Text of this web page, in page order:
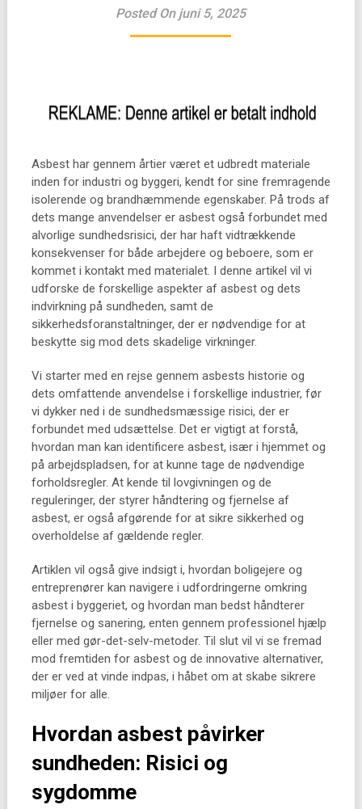
Posted On juni 5, 2025
Asbest har gennem årtier været et udbredt materiale
inden for industri og byggeri, kendt for sine fremragende
isolerende og brandhæmmende egenskaber. På trods af
dets mange anvendelser er asbest også forbundet med
alvorlige sundhedsrisici, der har haft vidtrækkende
konsekvenser for både arbejdere og beboere, som er
kommet i kontakt med materialet. I denne artikel vil vi
udforske de forskellige aspekter af asbest og dets
indvirkning på sundheden, samt de
sikkerhedsforanstaltninger, der er nødvendige for at
beskytte sig mod dets skadelige virkninger.
Vi starter med en rejse gennem asbests historie og
dets omfattende anvendelse i forskellige industrier, før
vi dykker ned i de sundhedsmæssige risici, der er
forbundet med udsættelse. Det er vigtigt at forstå,
hvordan man kan identificere asbest, især i hjemmet og
på arbejdspladsen, for at kunne tage de nødvendige
forholdsregler. At kende til lovgivningen og de
reguleringer, der styrer håndtering og fjernelse af
asbest, er også afgørende for at sikre sikkerhed og
overholdelse af gældende regler.
Artiklen vil også give indsigt i, hvordan boligejere og
entreprenører kan navigere i udfordringerne omkring
asbest i byggeriet, og hvordan man bedst håndterer
fjernelse og sanering, enten gennem professionel hjælp
eller med gør-det-selv-metoder. Til slut vil vi se fremad
mod fremtiden for asbest og de innovative alternativer,
der er ved at vinde indpas, i håbet om at skabe sikrere
miljøer for alle.
Hvordan asbest påvirker
sundheden: Risici og
sygdomme